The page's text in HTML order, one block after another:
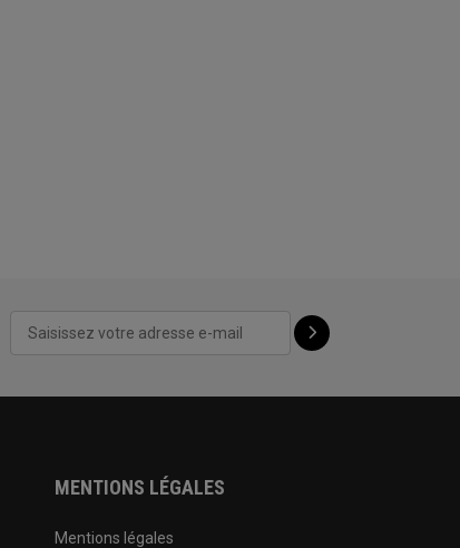
MENTIONS LÉGALES
Mentions légales